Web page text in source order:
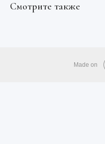
Смотрите также
Made on